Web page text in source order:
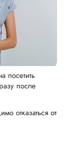
посетить
после
отказаться от